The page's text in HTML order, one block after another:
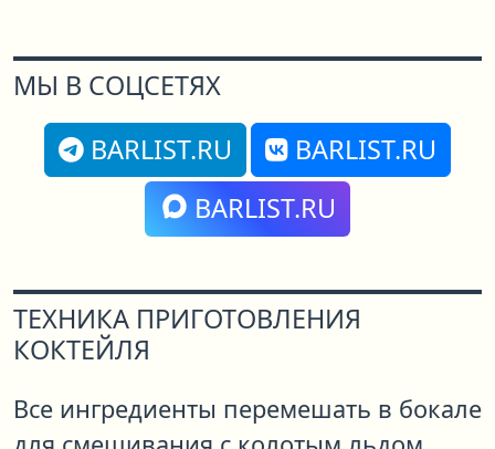
МЫ В СОЦСЕТЯХ
BARLIST.RU
BARLIST.RU
BARLIST.RU
ТЕХНИКА ПРИГОТОВЛЕНИЯ
КОКТЕЙЛЯ
Все ингредиенты перемешать в бокале